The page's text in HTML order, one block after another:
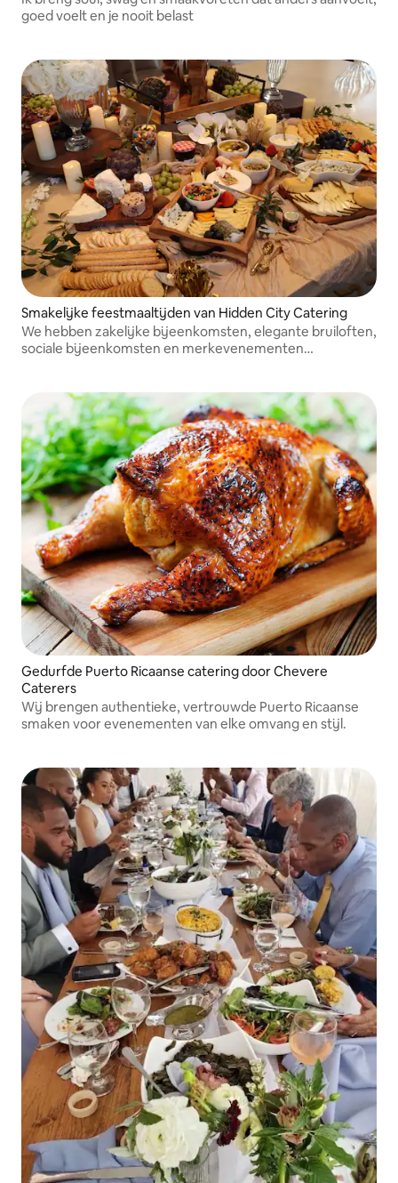
goed voelt en je nooit belast
Smakelijke feestmaaltijden van Hidden City Catering
We hebben zakelijke bijeenkomsten, elegante bruiloften,
sociale bijeenkomsten en merkevenementen
Gedurfde Puerto Ricaanse catering door Chevere
Caterers
Wij brengen authentieke, vertrouwde Puerto Ricaanse
smaken voor evenementen van elke omvang en stijl.